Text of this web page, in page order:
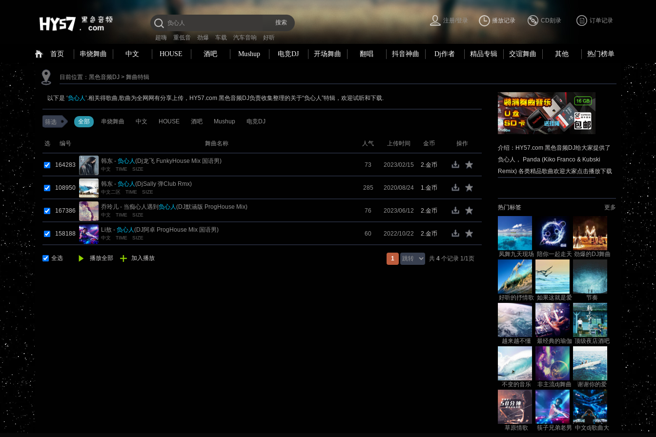
搜索
超嗨 重低音 劲爆 车载 汽车音响 好听
注册/登录 播放记录 CD刻录 订单记录
首页 串烧舞曲 中文 HOUSE 酒吧 Mushup 电竞DJ 开场舞曲 翻唱 抖音神曲 Dj作者 精品专辑 交谊舞曲 其他 热门榜单
目前位置： 黑色音频DJ > 舞曲特辑
以下是 ‘负心人’.相关得歌曲,歌曲为全网网有分享上传，HY57.com 黑色音频DJ负责收集整理的关于“负心人”特辑，欢迎试听和下载.
筛选 全部 串烧舞曲 中文 HOUSE 酒吧 Mushup 电竞DJ
选 编号 舞曲名称 人气 上传时间 金币 操作
164283
韩东 - 负心人(Dj龙飞 FunkyHouse Mix 国语男)
中文 TIME SIZE
73 2023/02/15 2.金币
108950
韩东 - 负心人(DjSally 弹Club Rmx)
中文二区 TIME SIZE
285 2020/08/24 1.金币
167386
乔玲儿 - 当痴心人遇到 负心人(DJ默涵版 ProgHouse Mix)
中文 TIME SIZE
76 2023/06/12 2.金币
158188
Li敖 - 负心人(DJ阿卓 ProgHouse Mix 国语男)
中文 TIME SIZE
60 2022/10/22 2.金币
全选 播放全部 加入播放 1 共 4个记录 1/1页
介绍：HY57.com 黑色音频DJ给大家提供了
负心人， Panda (Kiko Franco & Kubski
Remix) 各类精品歌曲欢迎大家点击播放下载
热门标签 更多
凤舞九天现场
陪你一起走天 劲爆的DJ舞曲
好听的抒情歌 如果这就是爱
情
节奏
越来越不懂
最经典的瑜伽
音乐
顶级夜店酒吧
不变的音乐 非主流dj舞曲 谢谢你的爱
草原情歌
筷子兄弟老男 中文dj歌曲大